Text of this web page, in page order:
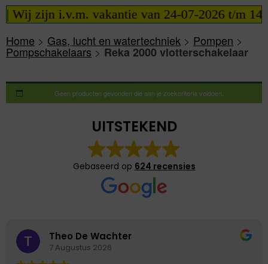
zijn i.v.m. vakantie van 24-07-2026 t/m 14-
Home > Gas, lucht en watertechniek > Pompen >
Pompschakelaars>Reka 2000 vlotterschakelaar
Geen producten gevonden die aan je zoekcriteria voldoen.
UITSTEKEND
Gebaseerd op 624 recensies
Theo De Wachter
7 Augustus 2026